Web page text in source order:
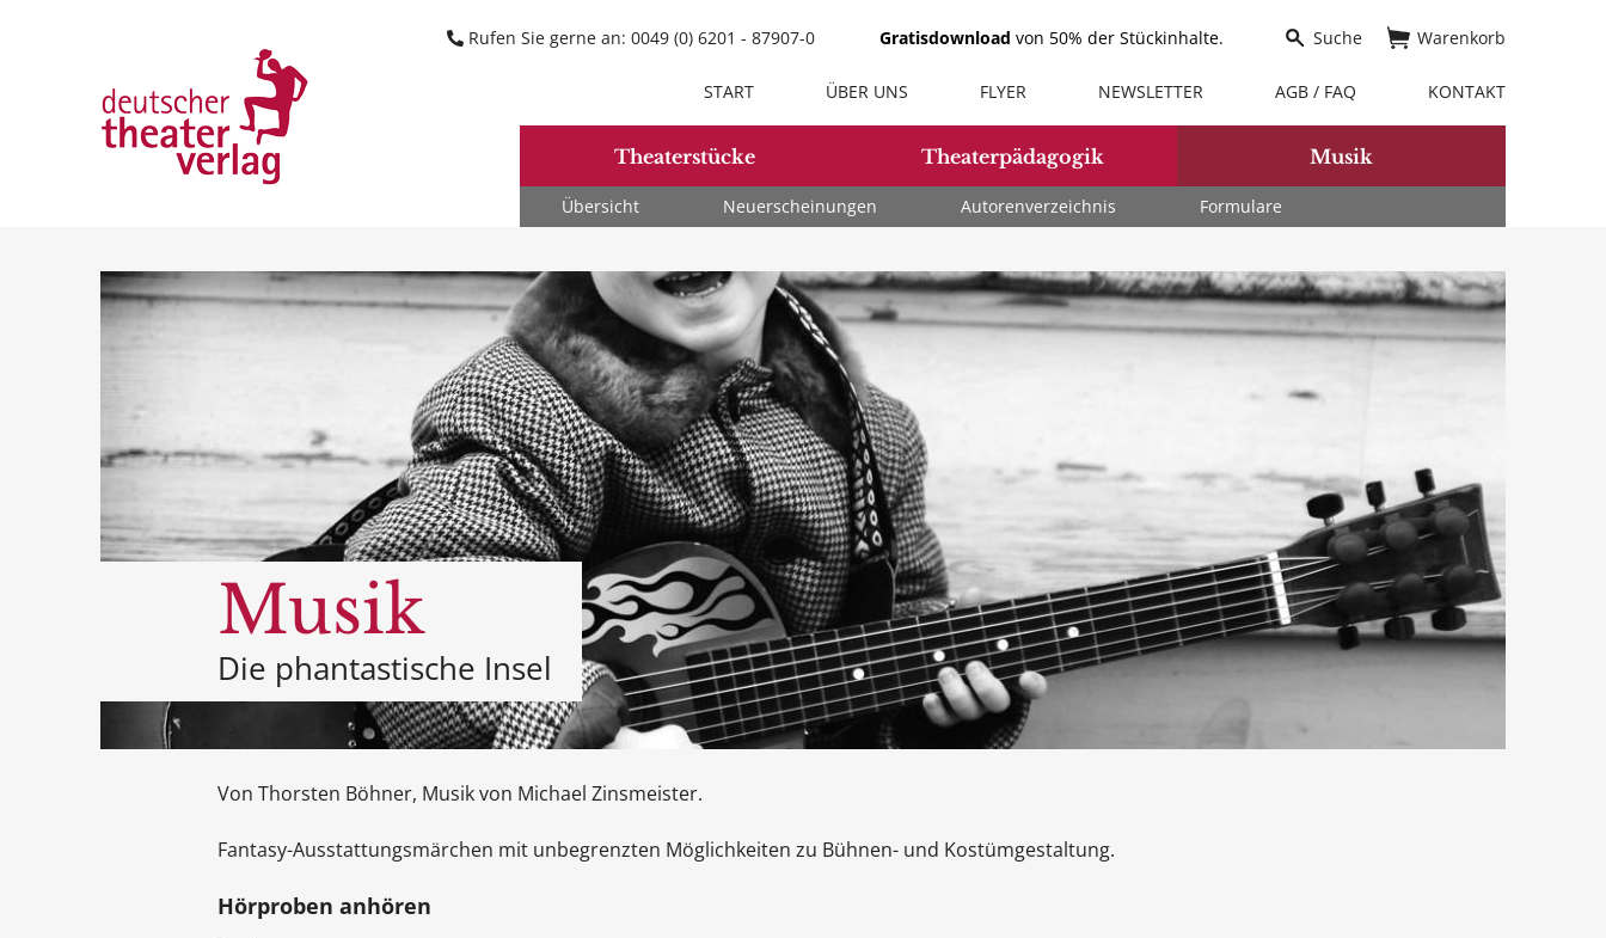
Theaterstücke
Übersicht Neuerscheinungen Autorenverzeichnis Formulare
Theaterpädagogik Musik
START ÜBER UNS FLYER NEWSLETTER AGB / FAQ KONTAKT
Warenkorb
Suche
Rufen Sie gerne an: 0049 (0) 6201 - 87907-0 Gratisdownload von 50% der Stückinhalte.
Musik
Die phantastische Insel
Von Thorsten Böhner, Musik von Michael Zinsmeister.
Fantasy-Ausstattungsmärchen mit unbegrenzten Möglichkeiten zu Bühnen- und Kostümgestaltung.
Hörproben anhören